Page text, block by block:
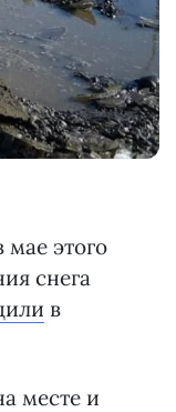
этого
снега
в
месте и